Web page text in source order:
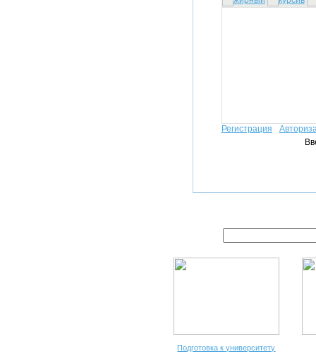
Регистрация
Подготовка к университету